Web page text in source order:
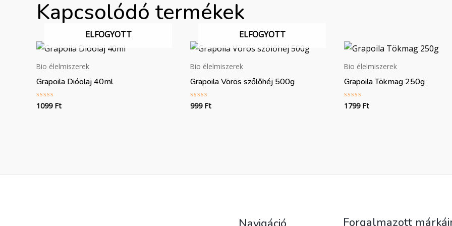
Kapcsolódó termékek
ELFOGYOTT
Bio élelmiszerek
Grapoila Dióolaj 40ml
Értékelés:
0
1099 Ft
ELFOGYOTT
Bio élelmiszerek
Grapoila Vörös szőlőhéj 500g
Értékelés:
0
999 Ft
Bio élelmiszerek
Grapoila Tökmag 250g
Értékelés:
0
1799 Ft
Forgalmazott